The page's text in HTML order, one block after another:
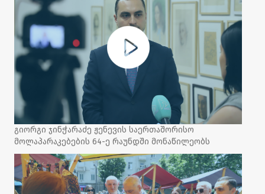
გიორგი ჯინჭარაძე ჟენევის საერთაშორისო
მოლაპარაკებების 64-ე რაუნდში მონაწილეობს